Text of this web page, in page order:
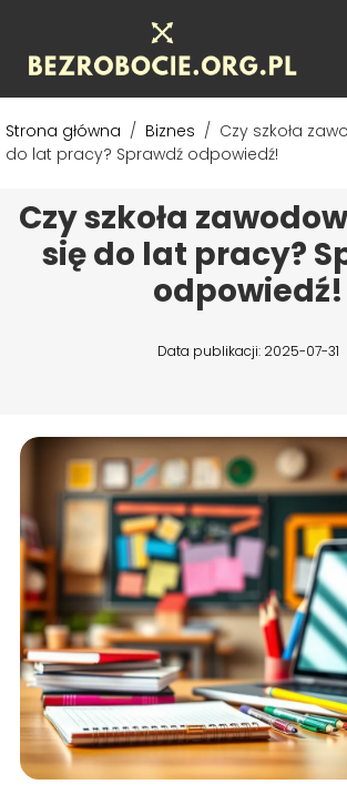
Strona główna / Biznes / Czy szkoła
do lat pracy? Sprawdź odpowiedź!
Czy szkoła
się do lat pracy?
odpowiedź!
Data publikacji: 2025-07-31